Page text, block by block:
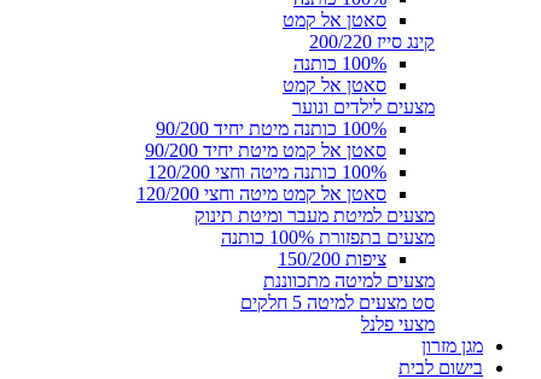
סאטן אל קמט
קינג סייז 200/220
100% כותנה
סאטן אל קמט
מצעים לילדים ונוער
100% כותנה מיטת יחיד 90/200
סאטן אל קמט מיטת יחיד 90/200
100% כותנה מיטה וחצי 120/200
סאטן אל קמט מיטה וחצי 120/200
מצעים למיטת מעבר ומיטת תינוק
מצעים בתפזורת 100% כותנה
ציפות 150/200
מצעים למיטה מתכווננת
סט מצעים למיטה 5 חלקים
מצעי פלנל
מגן מזרון
בישום לבית